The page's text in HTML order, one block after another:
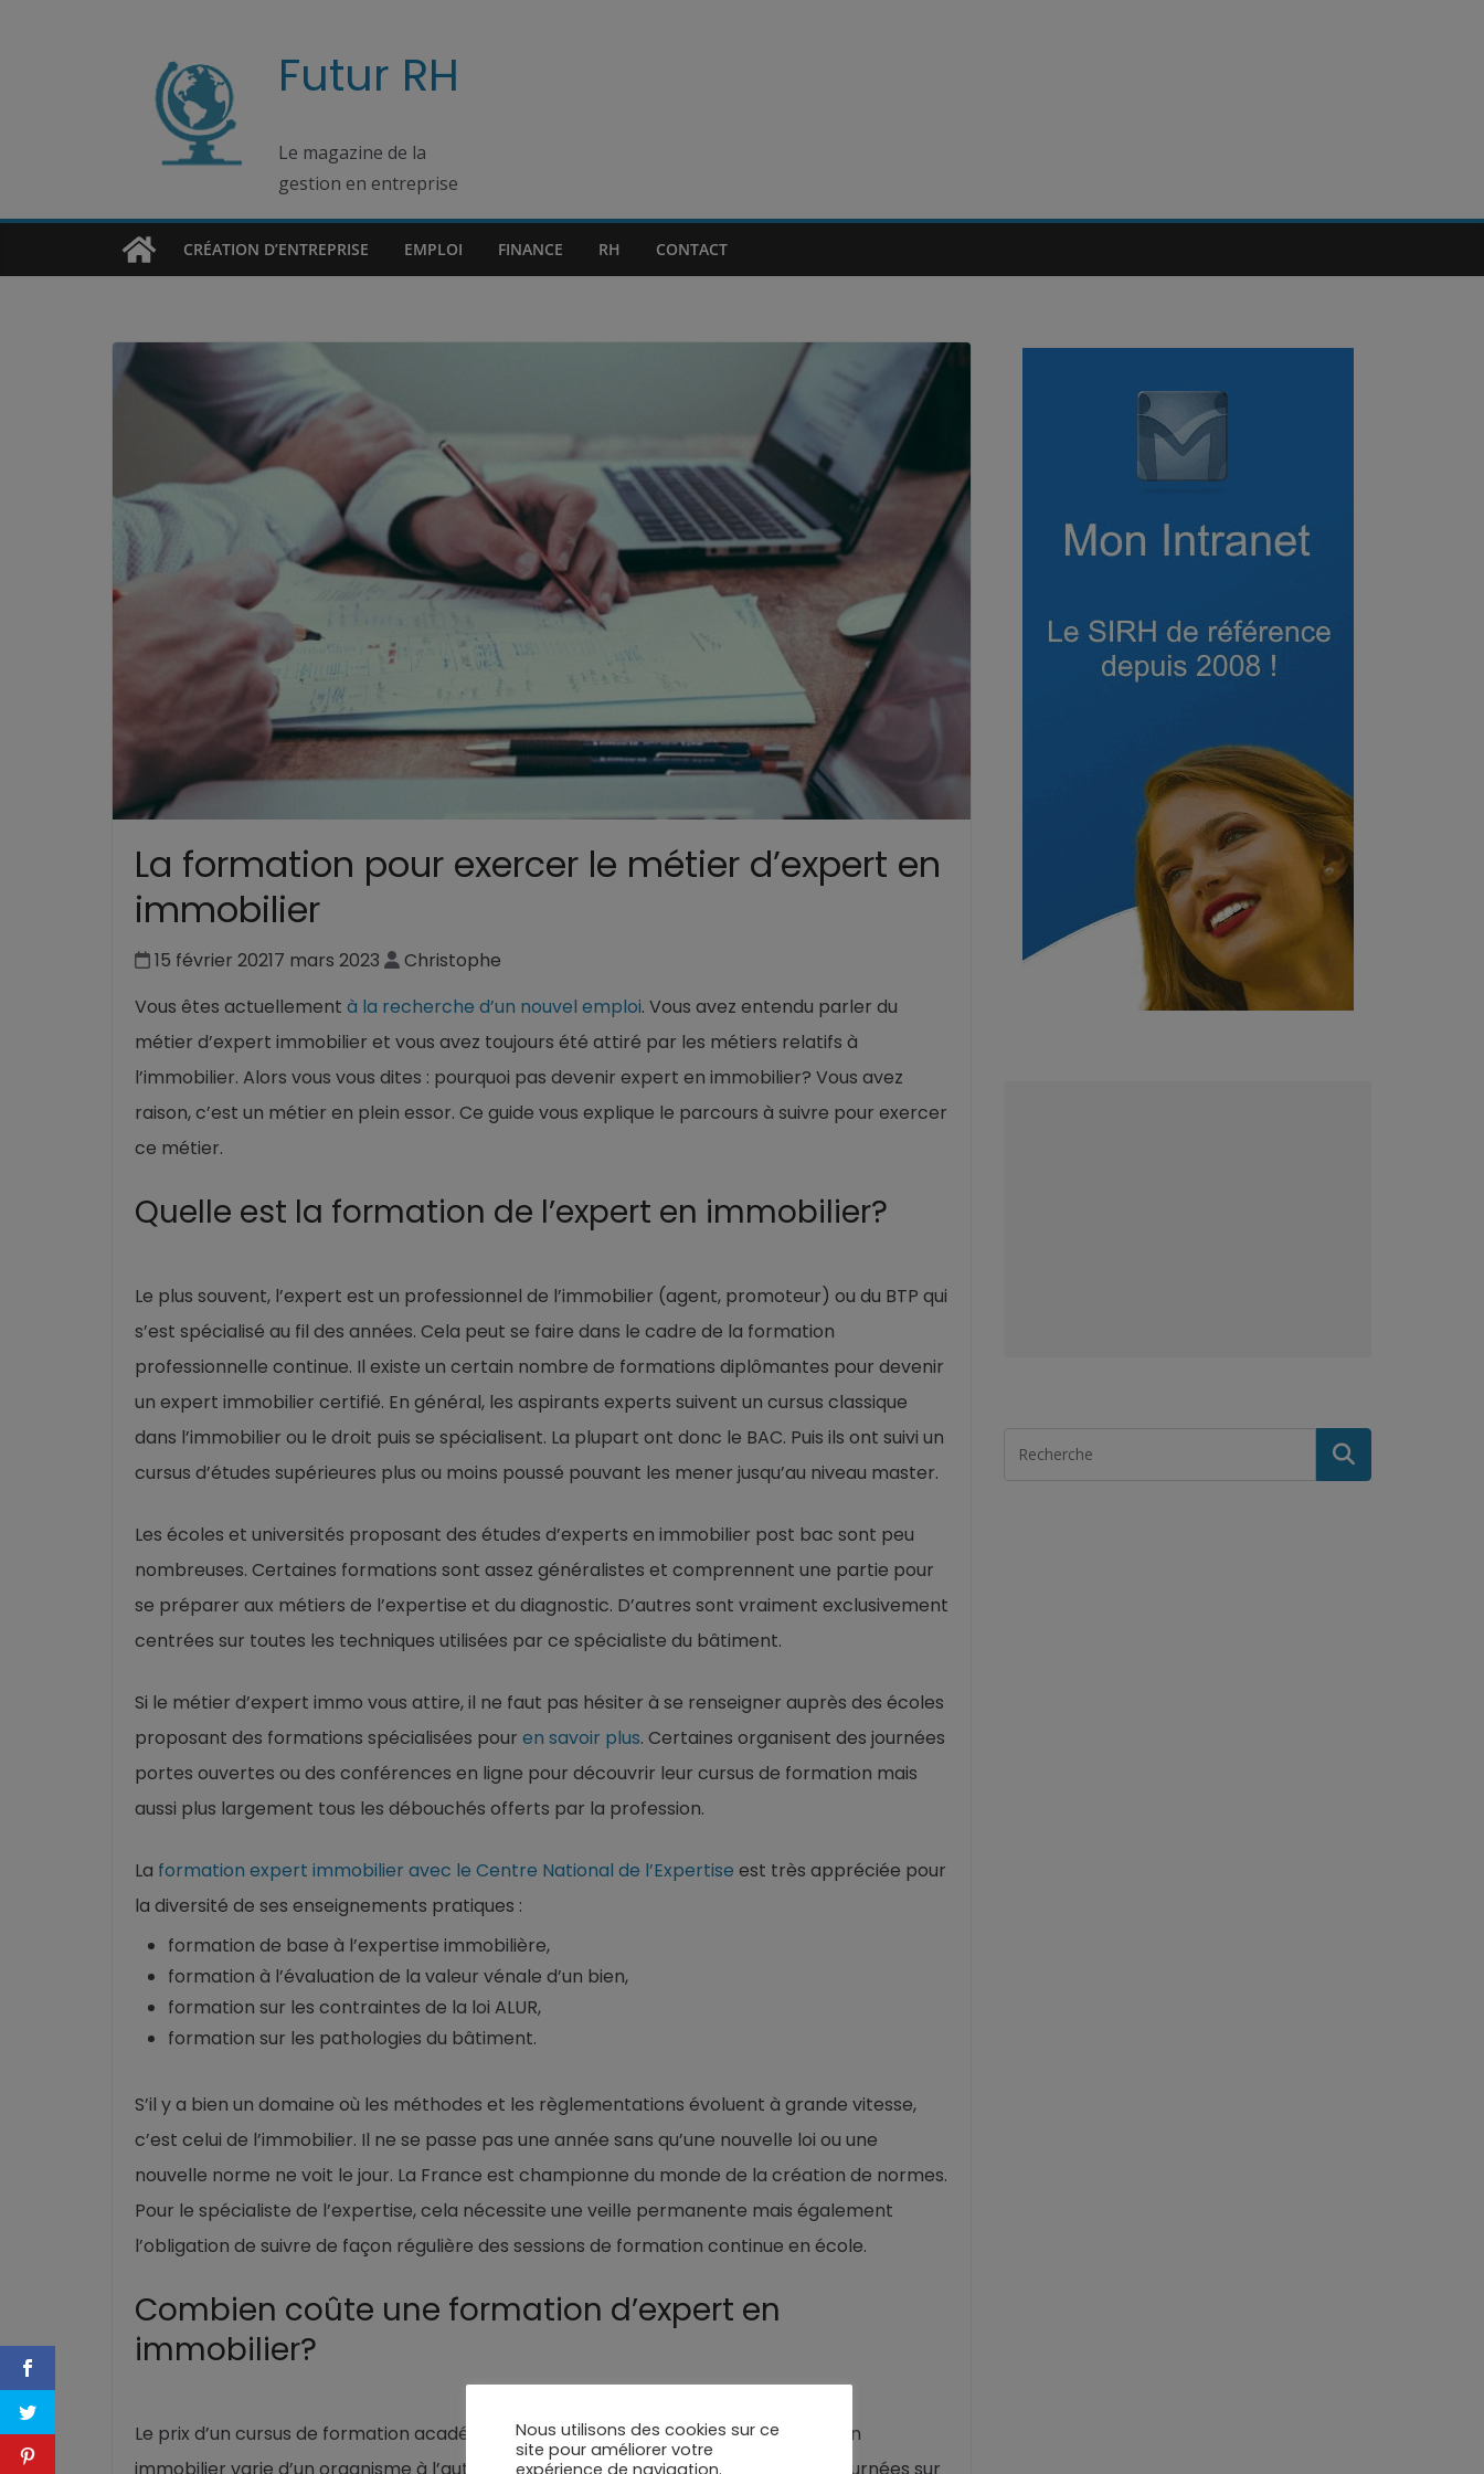
Futur RH
Le magazine de la
gestion en entreprise
CRÉATION D’ENTREPRISE EMPLOI FINANCE RH CONTACT
La formation pour exercer le métier d’expert en
immobilier
15 février 20217 mars 2023
Christophe
Vous êtes actuellement à la recherche d’un nouvel emploi. Vous avez entendu parler du
métier d’expert immobilier et vous avez toujours été attiré par les métiers relatifs à
l’immobilier. Alors vous vous dites : pourquoi pas devenir expert en immobilier? Vous avez
raison, c’est un métier en plein essor. Ce guide vous explique le parcours à suivre pour exercer
ce métier.
Quelle est la formation de l’expert en immobilier?
Le plus souvent, l’expert est un professionnel de l’immobilier (agent, promoteur) ou du BTP qui
s’est spécialisé au fil des années. Cela peut se faire dans le cadre de la formation
professionnelle continue. Il existe un certain nombre de formations diplômantes pour devenir
un expert immobilier certifié. En général, les aspirants experts suivent un cursus classique
dans l’immobilier ou le droit puis se spécialisent. La plupart ont donc le BAC. Puis ils ont suivi un
cursus d’études supérieures plus ou moins poussé pouvant les mener jusqu’au niveau master.
Les écoles et universités proposant des études d’experts en immobilier post bac sont peu
nombreuses. Certaines formations sont assez généralistes et comprennent une partie pour
se préparer aux métiers de l’expertise et du diagnostic. D’autres sont vraiment exclusivement
centrées sur toutes les techniques utilisées par ce spécialiste du bâtiment.
Si le métier d’expert immo vous attire, il ne faut pas hésiter à se renseigner auprès des écoles
proposant des formations spécialisées pour en savoir plus. Certaines organisent des journées
portes ouvertes ou des conférences en ligne pour découvrir leur cursus de formation mais
aussi plus largement tous les débouchés offerts par la profession.
La formation expert immobilier avec le Centre National de l’Expertise est très appréciée pour
la diversité de ses enseignements pratiques :
formation de base à l’expertise immobilière,
formation à l’évaluation de la valeur vénale d’un bien,
formation sur les contraintes de la loi ALUR,
formation sur les pathologies du bâtiment.
S’il y a bien un domaine où les méthodes et les règlementations évoluent à grande vitesse,
c’est celui de l’immobilier. Il ne se passe pas une année sans qu’une nouvelle loi ou une
nouvelle norme ne voit le jour. La France est championne du monde de la création de normes.
Pour le spécialiste de l’expertise, cela nécessite une veille permanente mais également
l’obligation de suivre de façon régulière des sessions de formation continue en école.
Combien coûte une formation d’expert en
immobilier?
Le prix d’un cursus de formation académique pour exercer la profession d’expert en
Nous utilisons des cookies sur ce
site pour améliorer votre
expérience de navigation.